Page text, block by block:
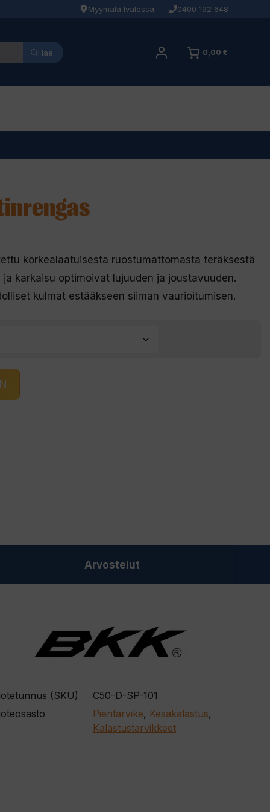
Myymälä Ivalossa 0400 192 648
Hae 0,00 €
korkealaatuisesta ruostumattomasta teräksestä
karkaisu optimoivat lujuuden ja joustavuuden.
kulmat estääkseen siiman vaurioitumisen.
Arvostelut
(SKU)
C50-D-SP-101
Pientarvike, Kesäkalastus,
Kalastustarvikkeet